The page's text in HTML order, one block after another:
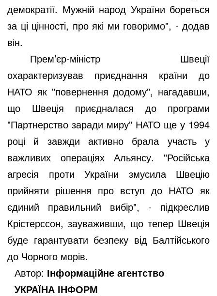
демократії. Мужній народ України бореться
за ці цінності, про які ми говоримо", - додав
він.
Прем’єр-міністр Швеції
охарактеризував приєднання країни до
НАТО як "повернення додому", нагадавши,
що Швеція приєдналася до програми
"Партнерство заради миру" НАТО ще у 1994
році й завжди активно брала участь у
важливих операціях Альянсу. "Російська
агресія проти України змусила Швецію
прийняти рішення про вступ до НАТО як
єдиний правильний вибір", - підкреслив
Крістерссон, зауваживши, що тепер Швеція
буде гарантувати безпеку від Балтійського
до Чорного морів.
Автор: Інформаційне агентство
УКРАЇНА ІНФОРМ